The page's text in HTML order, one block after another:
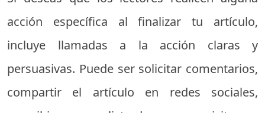
acción específica al finalizar tu artículo,
incluye llamadas a la acción claras y
persuasivas. Puede ser solicitar comentarios,
compartir el artículo en redes sociales,